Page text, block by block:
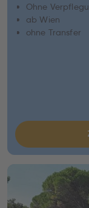
Ohne
ab Wien
ohne Transfer